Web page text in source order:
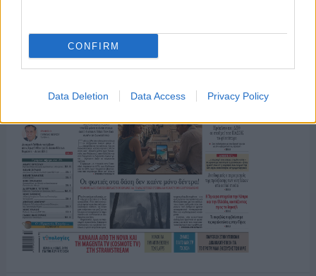
CONFIRM
Data Deletion Data Access Privacy Policy